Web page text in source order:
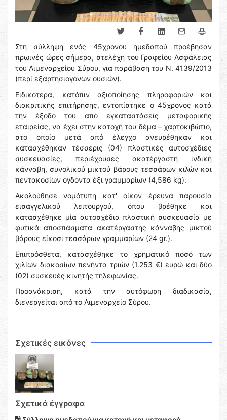
Στη σύλληψη ενός 45χρονου ημεδαπού προέβησαν
πρωινές ώρες σήμερα, στελέχη του Γραφείου Ασφάλειας
του Λιμεναρχείου Σύρου, για παράβαση του Ν. 4139/2013
(περί εξαρτησιογόνων ουσιών).
Ειδικότερα, κατόπιν αξιοποίησης πληροφοριών και
διακριτικής επιτήρησης, εντοπίστηκε ο 45χρονος κατά
την έξοδο του από εγκαταστάσεις μεταφορικής
εταιρείας, να έχει στην κατοχή του δέμα – χαρτοκιβώτιο,
στο οποίο μετά από έλεγχο ανευρέθηκαν και
κατασχέθηκαν τέσσερις (04) πλαστικές αυτοσχέδιες
συσκευασίες, περιέχουσες ακατέργαστη ινδική
κάνναβη, συνολικού μικτού βάρους τεσσάρων κιλών και
πεντακοσίων ογδόντα έξι γραμμαρίων (4,586 kg).
Ακολούθησε νομότυπη κατ' οίκον έρευνα παρουσία
εισαγγελικού λειτουργού, όπου βρέθηκε και
κατασχέθηκε μία αυτοσχέδια πλαστική συσκευασία με
φυτικά αποσπάσματα ακατέργαστης κάνναβης μικτού
βάρους είκοσι τεσσάρων γραμμαρίων (24 gr.).
Επιπρόσθετα, κατασχέθηκε το χρηματικό ποσό των
χιλίων διακοσίων πενήντα τριών (1.253 €) ευρώ και δύο
(02) συσκευές κινητής τηλεφωνίας.
Προανάκριση, κατά την αυτόφωρη διαδικασία,
διενεργείται από το Λιμεναρχείο Σύρου.
Σχετικές εικόνες
Σχετικά έγγραφα